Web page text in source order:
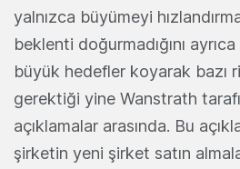
yalnızca büyümeyi
beklenti doğurmadığını
büyük hedefler koyarak bazı
gerektiği yine Wanstrath
açıklamalar arasında. Bu
şirketin yeni şirket satın